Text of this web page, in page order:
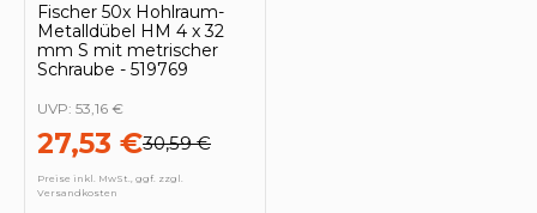
Fischer 50x Hohlraum-
Metalldübel HM 4 x 32
mm S mit metrischer
Schraube - 519769
27,53 €30,59 €
UVP: 53,16 €
Preise inkl. MwSt., ggf. zzgl.
Versandkosten